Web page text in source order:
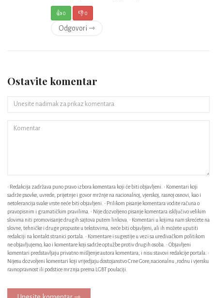
👍0 👎0
Odgovori ⇾
Ostavite komentar
• Redakcija zadržava puno pravo izbora komentara koji će biti objavljeni. • Komentari koji
sadrže psovke, uvrede, prijetnje i govor mržnje na nacionalnoj, vjerskoj, rasnoj osnovi, kao i
netolerancija svake vrste neće biti objavljeni. • Prilikom pisanje komentara vodite računa o
pravopisnim i gramatičkim pravilima. • Nije dozvoljeno pisanje komentara isključivo velikim
slovima niti promovisanje drugih sajtova putem linkova. • Komentari u kojima nam skrećete na
slovne, tehničke i druge propuste u tekstovima, neće biti objavljeni, ali ih možete uputiti
redakciji na kontakt stranici portala. • Komentare i sugestije u vezi sa uređivačkom politikom
ne objavljujemo, kao i komentare koji sadrže optužbe protiv drugih osoba. • Objavljeni
komentari predstavljaju privatno mišljenje autora komentara, i nisu stavovi redakcije portala. •
Nijesu dozvoljeni komentari koji vrijedjaju dostojanstvo Crne Gore,nacionalnu ,rodnu i vjersku
ravnopravnost ili podstice mrznja prema LGBT poulaciji.